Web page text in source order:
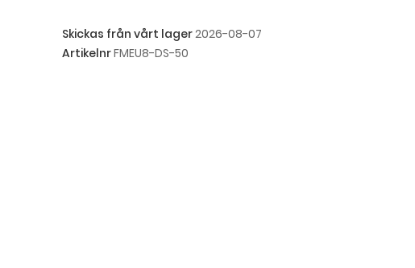
Skickas från vårt lager2026-08-07
ArtikelnrFMEU8-DS-50